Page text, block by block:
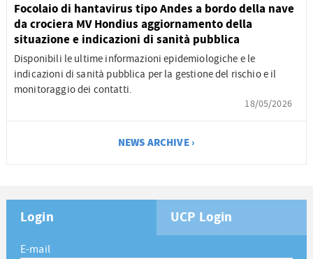
Focolaio di hantavirus tipo Andes a bordo della nave
da crociera MV Hondius aggiornamento della
situazione e indicazioni di sanità pubblica
Disponibili le ultime informazioni epidemiologiche e le
indicazioni di sanità pubblica per la gestione del rischio e il
monitoraggio dei contatti.
18/05/2026
NEWS ARCHIVE ›
Login UCP Login
E-mail